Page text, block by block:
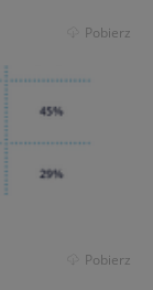
Pobierz
Pobierz